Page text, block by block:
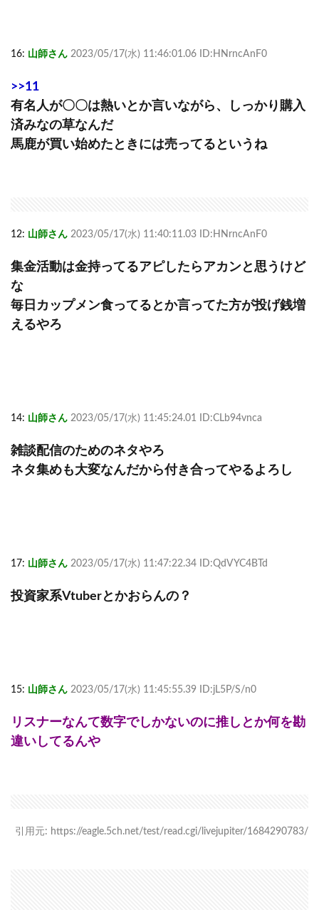
16: 山師さん 2023/05/17(水) 11:46:01.06 ID:HNrncAnF0
>>11
有名人が〇〇は熱いとか言いながら、しっかり購入
済みなの草なんだ
馬鹿が買い始めたときには売ってるというね
12: 山師さん 2023/05/17(水) 11:40:11.03 ID:HNrncAnF0
集金活動は金持ってるアピしたらアカンと思うけど
な
毎日カップメン食ってるとか言ってた方が投げ銭増
えるやろ
14: 山師さん 2023/05/17(水) 11:45:24.01 ID:CLb94vnca
雑談配信のためのネタやろ
ネタ集めも大変なんだから付き合ってやるよろし
17: 山師さん 2023/05/17(水) 11:47:22.34 ID:QdVYC4BTd
投資家系Vtuberとかおらんの？
15: 山師さん 2023/05/17(水) 11:45:55.39 ID:jL5P/S/n0
リスナーなんて数字でしかないのに推しとか何を勘
違いしてるんや
引用元: https://eagle.5ch.net/test/read.cgi/livejupiter/1684290783/